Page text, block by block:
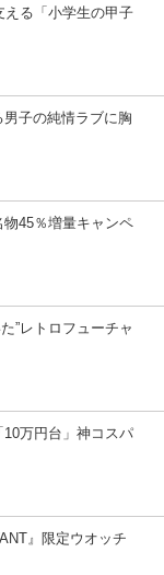
える「小学生の甲子
子の純情ラブに胸
45％増量キャンペ
”レトロフューチャ
10万円台」神コスパ
』限定ウオッチ